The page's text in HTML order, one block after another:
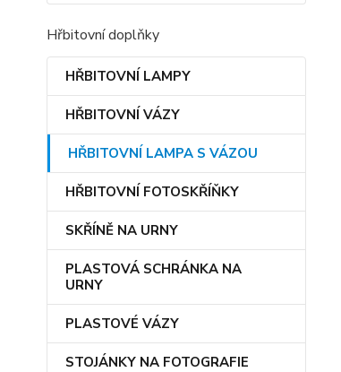
Hřbitovní doplňky
HŘBITOVNÍ LAMPY
HŘBITOVNÍ VÁZY
HŘBITOVNÍ LAMPA S VÁZOU
HŘBITOVNÍ FOTOSKŘÍŇKY
SKŘÍNĚ NA URNY
PLASTOVÁ SCHRÁNKA NA
URNY
PLASTOVÉ VÁZY
STOJÁNKY NA FOTOGRAFIE